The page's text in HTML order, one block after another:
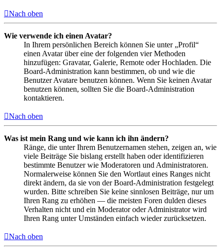
Nach oben
Wie verwende ich einen Avatar?
In Ihrem persönlichen Bereich können Sie unter „Profil“
einen Avatar über eine der folgenden vier Methoden
hinzufügen: Gravatar, Galerie, Remote oder Hochladen. Die
Board-Administration kann bestimmen, ob und wie die
Benutzer Avatare benutzen können. Wenn Sie keinen Avatar
benutzen können, sollten Sie die Board-Administration
kontaktieren.
Nach oben
Was ist mein Rang und wie kann ich ihn ändern?
Ränge, die unter Ihrem Benutzernamen stehen, zeigen an, wie
viele Beiträge Sie bislang erstellt haben oder identifizieren
bestimmte Benutzer wie Moderatoren und Administratoren.
Normalerweise können Sie den Wortlaut eines Ranges nicht
direkt ändern, da sie von der Board-Administration festgelegt
wurden. Bitte schreiben Sie keine sinnlosen Beiträge, nur um
Ihren Rang zu erhöhen — die meisten Foren dulden dieses
Verhalten nicht und ein Moderator oder Administrator wird
Ihren Rang unter Umständen einfach wieder zurücksetzen.
Nach oben